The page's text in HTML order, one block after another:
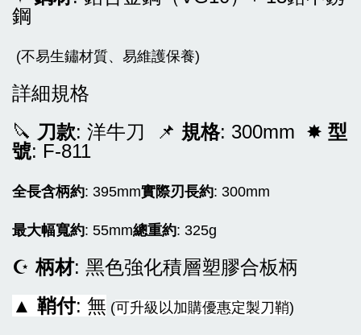
鋼
(不易生鏽材質、易維護保養)
詳細規格
🔪 刀款: 洋牛刀 📌 規格: 300mm ✸ 型
號: F-811
全長含柄約: 395mm實際刃長約: 300mm
最大幅寬約: 55mm總重約: 325g
☪柄材: 黑色強化積層塑膠合板柄
▲ 鞘付: 無 (可升級以加購優惠定製刀鞘)